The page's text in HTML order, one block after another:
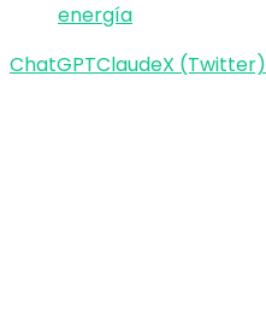
energía
ChatGPTClaudeX (Twitter)